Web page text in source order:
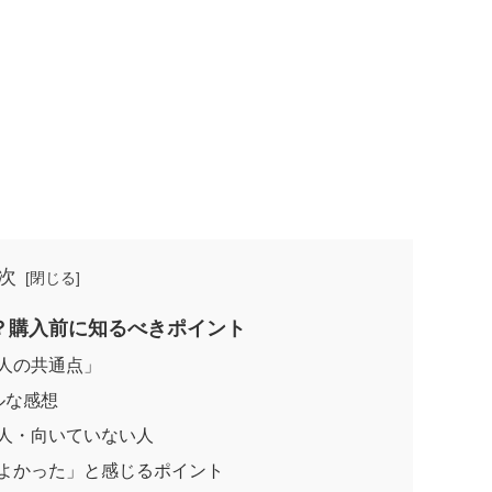
入前に知るべきポイント
の共通点」
な感想
・向いていない人
かった」と感じるポイント